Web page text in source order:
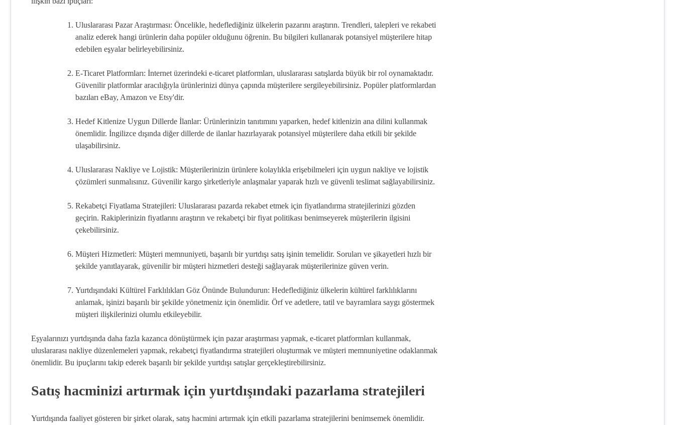
Uluslararası Pazar Araştırması: Öncelikle, hedeflediğiniz ülkelerin pazarını araştırın. Trendleri, talepleri ve rekabeti
analiz ederek hangi ürünlerin daha popüler olduğunu öğrenin. Bu bilgileri kullanarak potansiyel müşterilere hitap
edebilen eşyalar belirleyebilirsiniz.
E-Ticaret Platformları: İnternet üzerindeki e-ticaret platformları, uluslararası satışlarda büyük bir rol oynamaktadır.
Güvenilir platformlar aracılığıyla ürünlerinizi dünya çapında müşterilere sergileyebilirsiniz. Popüler platformlardan
bazıları eBay, Amazon ve Etsy'dir.
Hedef Kitlenize Uygun Dillerde İlanlar: Ürünlerinizin tanıtımını yaparken, hedef kitlenizin ana dilini kullanmak
önemlidir. İngilizce dışında diğer dillerde de ilanlar hazırlayarak potansiyel müşterilere daha etkili bir şekilde
ulaşabilirsiniz.
Uluslararası Nakliye ve Lojistik: Müşterilerinizin ürünlere kolaylıkla erişebilmeleri için uygun nakliye ve lojistik
çözümleri sunmalısınız. Güvenilir kargo şirketleriyle anlaşmalar yaparak hızlı ve güvenli teslimat sağlayabilirsiniz.
Rekabetçi Fiyatlama Stratejileri: Uluslararası pazarda rekabet etmek için fiyatlandırma stratejilerinizi gözden
geçirin. Rakiplerinizin fiyatlarını araştırın ve rekabetçi bir fiyat politikası benimseyerek müşterilerin ilgisini
çekebilirsiniz.
Müşteri Hizmetleri: Müşteri memnuniyeti, başarılı bir yurtdışı satış işinin temelidir. Soruları ve şikayetleri hızlı bir
şekilde yanıtlayarak, güvenilir bir müşteri hizmetleri desteği sağlayarak müşterilerinize güven verin.
Yurtdışındaki Kültürel Farklılıkları Göz Önünde Bulundurun: Hedeflediğiniz ülkelerin kültürel farklılıklarını
anlamak, işinizi başarılı bir şekilde yönetmeniz için önemlidir. Örf ve adetlere, tatil ve bayramlara saygı göstermek
müşteri ilişkilerinizi olumlu etkileyebilir.
Eşyalarınızı yurtdışında daha fazla kazanca dönüştürmek için pazar araştırması yapmak, e-ticaret platformları kullanmak,
uluslararası nakliye düzenlemeleri yapmak, rekabetçi fiyatlandırma stratejileri oluşturmak ve müşteri memnuniyetine odaklanmak
önemlidir. Bu ipuçlarını takip ederek başarılı bir şekilde yurtdışı satışlar gerçekleştirebilirsiniz.
Satış hacminizi artırmak için yurtdışındaki pazarlama stratejileri
Yurtdışında faaliyet gösteren bir şirket olarak, satış hacmini artırmak için etkili pazarlama stratejilerini benimsemek önemlidir.